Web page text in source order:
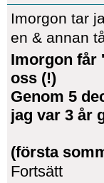
Imorgon tar
en & annan
Imorgon får
oss (!)
Genom 5
jag var 3 år
(första
Fortsätt